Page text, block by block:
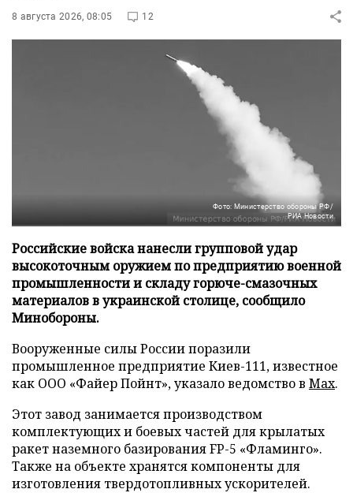
8 августа 2026, 08:05 12
Фото: Министерство обороны РФ/
РИА Новости
Российские войска нанесли групповой удар
высокоточным оружием по предприятию военной
промышленности и складу горюче-смазочных
материалов в украинской столице, сообщило
Минобороны.
Вооруженные силы России поразили
промышленное предприятие Киев-111, известное
как ООО «Файер Пойнт», указало ведомство в Max.
Этот завод занимается производством
комплектующих и боевых частей для крылатых
ракет наземного базирования FP-5 «Фламинго».
Также на объекте хранятся компоненты для
изготовления твердотопливных ускорителей.